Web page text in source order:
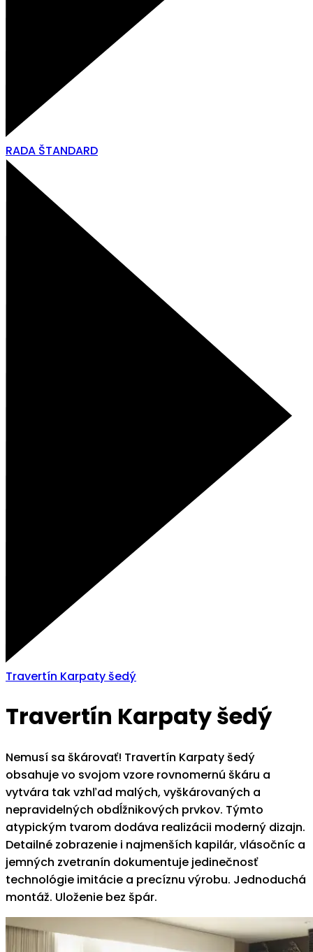
RADA ŠTANDARD
Travertín Karpaty šedý
Travertín Karpaty šedý
Nemusí sa škárovať! Travertín Karpaty šedý
obsahuje vo svojom vzore rovnomernú škáru a
vytvára tak vzhľad malých, vyškárovaných a
nepravidelných obdĺžnikových prvkov. Týmto
atypickým tvarom dodáva realizácii moderný dizajn.
Detailné zobrazenie i najmenších kapilár, vlásočníc a
jemných zvetranín dokumentuje jedinečnosť
technológie imitácie a precíznu výrobu. Jednoduchá
montáž. Uloženie bez špár.